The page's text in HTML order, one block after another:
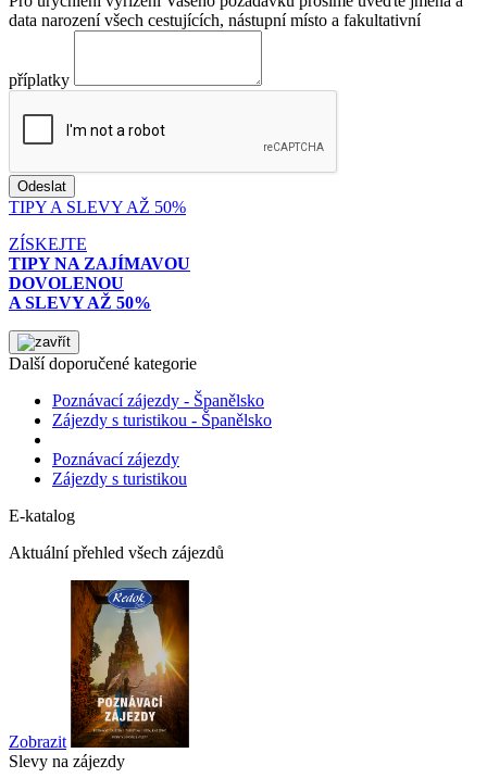
data narození všech cestujících, nástupní místo a fakultativní
příplatky
TIPY A SLEVY AŽ 50%
ZÍSKEJTE
TIPY NA ZAJÍMAVOU
DOVOLENOU
A SLEVY AŽ 50%
Další doporučené kategorie
Poznávací zájezdy - Španělsko
Zájezdy s turistikou - Španělsko
Poznávací zájezdy
Zájezdy s turistikou
E-katalog
Aktuální přehled všech zájezdů
Zobrazit
Slevy na zájezdy